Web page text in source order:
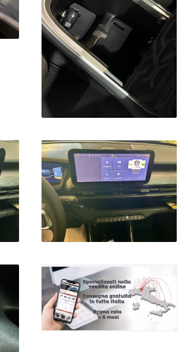
le spese d'istruttoria di eventuali
disposizione per qualsiasi